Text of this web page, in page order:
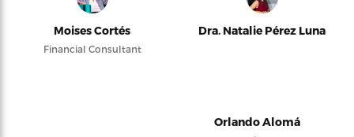
Moises Cortés
Financial Consultant
Dra. Natalie Pérez Luna
Orlando Alomá